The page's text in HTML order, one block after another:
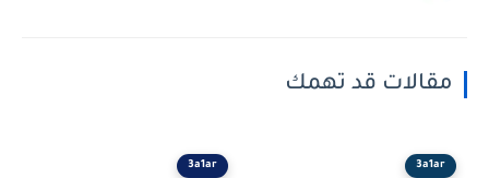
مقالات قد تهمك
3a1ar
3a1ar